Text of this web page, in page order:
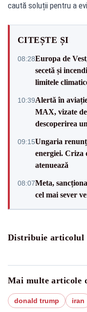
caută soluții pentru a
CITEȘTE ȘI
08:28Europa de
secetă și
limitele
10:39Alertă în
MAX, vizate
descoperirea
09:15Ungaria
energiei. Criza
atenuează
08:07Meta,
cel mai sever
Distribuie articolul
Mai multe articole
donald trump iran